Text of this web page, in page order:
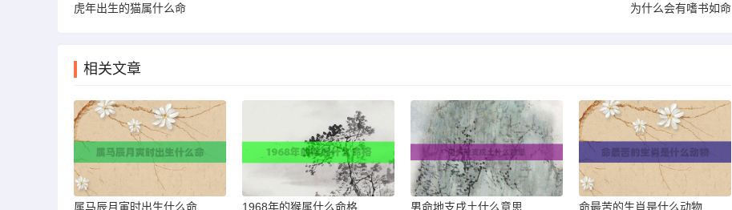
虎年出生的猫属什么命
为什么会有嗜书如命
相关文章
属马辰月寅时出生什么命 1968年的猴属什么命格 男命地支戌土什么意思 命最苦的生肖是什么动物